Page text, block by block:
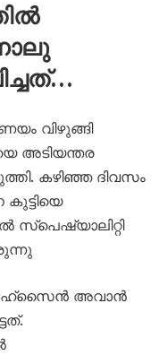
വിഴുങ്ങി
അടിയന്തര
കഴിഞ്ഞ ദിവസം
ഷഹ്‌സൈൻ അവാൻ